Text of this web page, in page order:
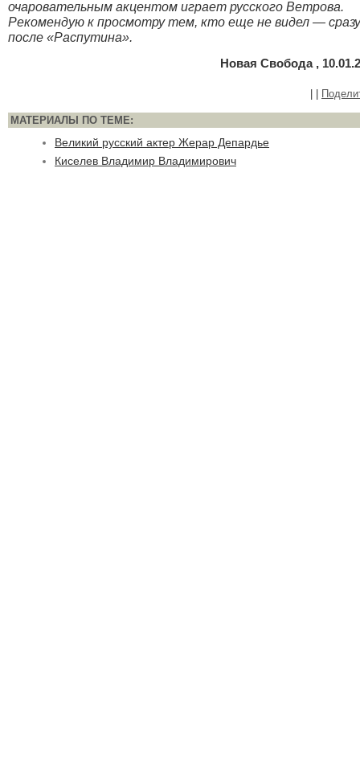
очаровательным акцентом играет русского Ветрова.
Рекомендую к просмотру тем, кто еще не видел — сразу
после «Распутина».
Новая Свобода ,
МАТЕРИАЛЫ ПО ТЕМЕ:
Великий русский актер Жерар Депардье
Киселев Владимир Владимирович